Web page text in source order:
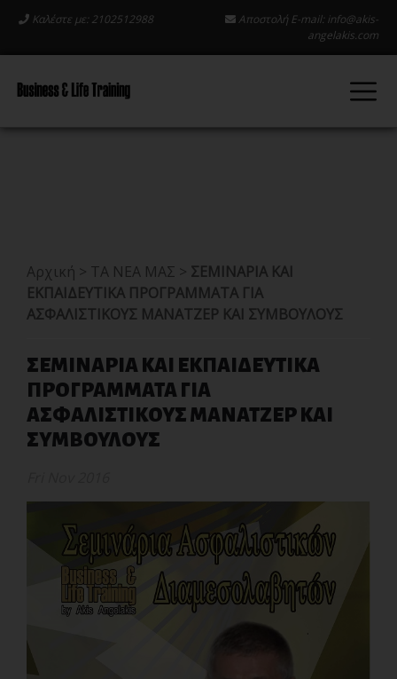
Καλέστε με: 2102512988 Αποστολή E-mail: info@akis-
angelakis.com
Αρχική > ΤΑ ΝΕΑ ΜΑΣ > ΣΕΜΙΝΑΡΙΑ ΚΑΙ
ΕΚΠΑΙΔΕΥΤΙΚΑ ΠΡΟΓΡΑΜΜΑΤΑ ΓΙΑ
ΑΣΦΑΛΙΣΤΙΚΟΥΣ ΜΑΝΑΤΖΕΡ ΚΑΙ ΣΥΜΒΟΥΛΟΥΣ
ΣΕΜΙΝΑΡΙΑ ΚΑΙ ΕΚΠΑΙΔΕΥΤΙΚΑ
ΠΡΟΓΡΑΜΜΑΤΑ ΓΙΑ
ΑΣΦΑΛΙΣΤΙΚΟΥΣ ΜΑΝΑΤΖΕΡ ΚΑΙ
ΣΥΜΒΟΥΛΟΥΣ